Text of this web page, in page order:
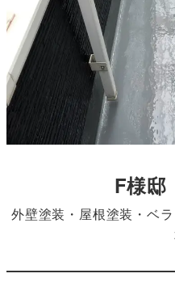
F様邸
外壁塗装・屋根塗装・ベ